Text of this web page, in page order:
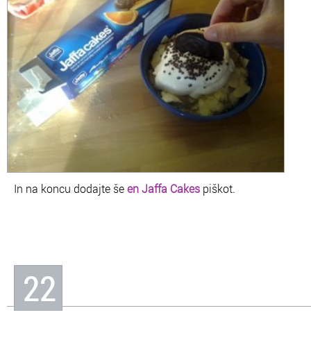
In na koncu dodajte šeen Jaffa Cakes piškot.
22